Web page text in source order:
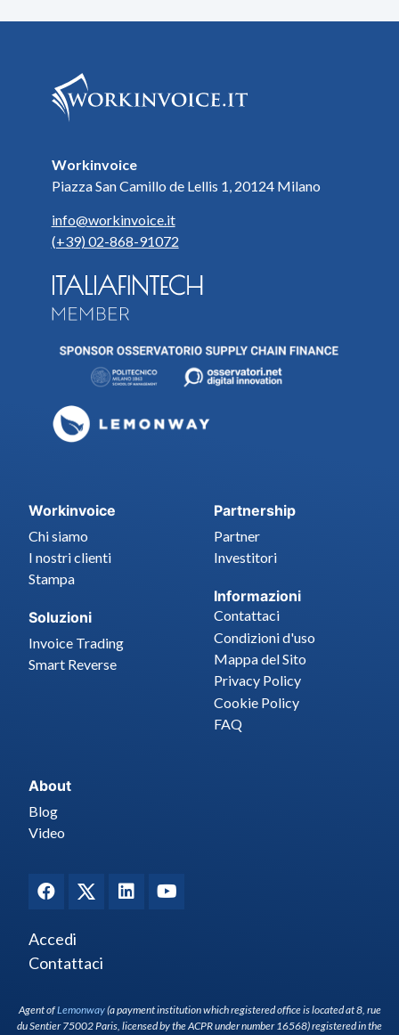
Workinvoice
Piazza San Camillo de Lellis 1, 20124 Milano
info@workinvoice.it
(+39) 02-868-91072
Workinvoice
Chi siamo
I nostri clienti
Stampa
Soluzioni
Invoice Trading
Smart Reverse
Partnership
Partner
Investitori
Informazioni
Contattaci
Condizioni d'uso
Mappa del Sito
Privacy Policy
Cookie Policy
FAQ
About
Blog
Video
Accedi
Contattaci
Agent ofLemonway(a payment institution which registered office is located at 8, rue
du Sentier 75002 Paris, licensed by the ACPR under number 16568) registered in the